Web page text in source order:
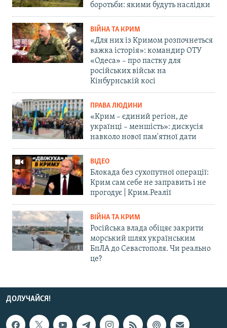
боротьби: якими будуть наслідки
ВІЙНА ТА КРИМ
«Для них із Кримом розпочнеться
важка історія»: командир ОТУ
«Одеса» – про пастку для
російських військ на
Кінбурнській косі
ПРАВА ЛЮДИНИ
«Крим – єдиний регіон, де
українці – меншість»: дискусія
навколо нової пам'ятної дати
ВІДЕО
Блокада без сухопутної операції:
Крим сам себе не заправить і не
прогодує | Крим.Реалії
ВІЙНА ТА КРИМ
Російська влада обіцяє закрити
морський шлях українським
БпЛА до Севастополя. Чи реально
це?
ДОЛУЧАЙСЯ!